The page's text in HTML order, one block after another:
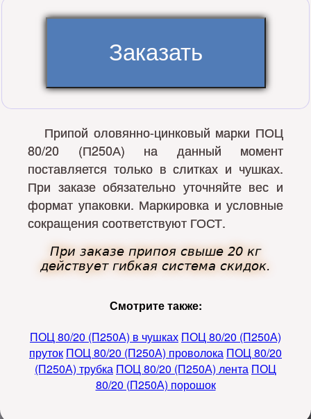
Припой оловянно-цинковый марки ПОЦ
80/20 (П250А) на данный момент
поставляется только в слитках и чушках.
При заказе обязательно уточняйте вес и
формат упаковки. Маркировка и условные
сокращения соответствуют ГОСТ.
При заказе припоя свыше 20 кг
действует гибкая система скидок.
Смотрите также:
ПОЦ 80/20 (П250А) в чушках ПОЦ 80/20 (П250А)
пруток ПОЦ 80/20 (П250А) проволока ПОЦ 80/20
(П250А) трубка ПОЦ 80/20 (П250А) лента ПОЦ
80/20 (П250А) порошок